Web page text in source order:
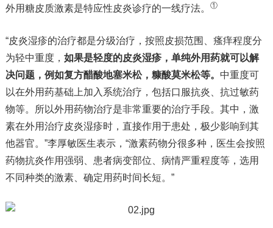
外用糖皮质激素是特应性皮炎诊疗的一线疗法。
①
“皮炎湿疹的治疗都是分级治疗，按照皮损范围、瘙痒程度分
为轻中重度， 如果是轻度的皮炎湿疹，单纯外用药就可以解
决问题，例如复方醋酸地塞米松，糠酸莫米松等。 中重度可
以在外用药基础上加入系统治疗，包括口服抗炎、抗过敏药
物等。所以外用药物治疗是非常重要的治疗手段。其中，激
素在外用治疗皮炎湿疹时，直接作用于患处，极少影响到其
他器官。”李厚敏医生表示，“激素药物分很多种，医生会按照
药物抗炎作用强弱、患者病变部位、病情严重程度等，选用
不同种类的激素、确定用药时间长短。”